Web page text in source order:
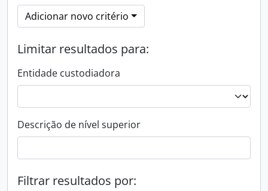
Adicionar novo critério
Limitar resultados para:
Entidade custodiadora
Descrição de nível superior
Filtrar resultados por: